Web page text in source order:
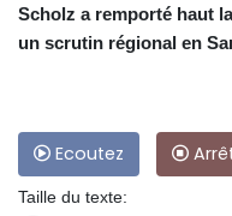
Scholz a remporté haut
un scrutin régional en
Ecoutez
Taille du texte: